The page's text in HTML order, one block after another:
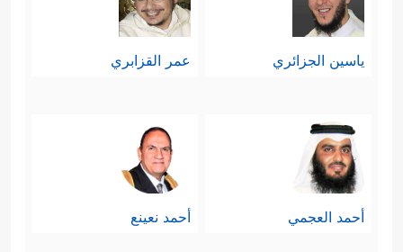
ياسين الجزائري عمر القزابري
أحمد العجمي أحمد نعينع